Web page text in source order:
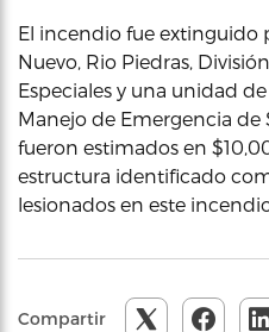
El incendio fue extinguido
Nuevo, Rio Piedras,
Especiales y una unidad
Manejo de Emergencia de
fueron estimados en
estructura identificado
lesionados en este
Compartir